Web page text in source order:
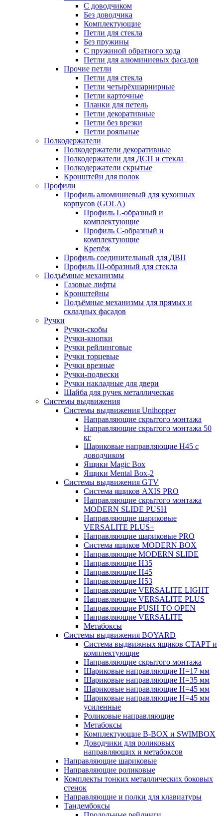
С доводчиком
Без доводчика
Комплектующие
Петли для стекла
Без пружины
С пружиной обратного хода
Петли для алюминиевых фасадов
Прочие петли
Петли для стекла
Петли четырёхшарнирные
Петли карточные
Планки для петель
Петли декоративные
Петли без врезки
Петли рояльные
Полкодержатели
Полкодержатели декоративные
Полкодержатели для ДСП и стекла
Полкодержатели скрытые
Кронштейн для полок
Профили
Профиль алюминиевый для кухонных
корпусов (GOLA)
Профиль L-образный и
комплектующие
Профиль C-образный и
комплектующие
Крепёж
Профиль соединительный для ДВП
Профиль Ш-образный для стекла
Подъёмные механизмы
Газовые лифты
Кронштейны
Подъёмные механизмы для прямых и
складных фасадов
Ручки
Ручки-скобы
Ручки-кнопки
Ручки рейлинговые
Ручки торцевые
Ручки врезные
Ручки-подвески
Ручки накладные для двери
Шайба для ручек металлическая
Системы выдвижения
Системы выдвижения Unihopper
Направляющие скрытого монтажа
Направляющие скрытого монтажа 50
кг
Шариковые направляющие H45 с
доводчиком
Ящики Magic Box
Ящики Mental Box-2
Системы выдвижения GTV
Система ящиков AXIS PRO
Направляющие скрытого монтажа
MODERN SLIDE PUSH
Направляющие шариковые
VERSALITE PLUS+
Направляющие шариковые PRO
Система ящиков MODERN BOX
Направляющие MODERN SLIDE
Направляющие H35
Направляющие H45
Направляющие H53
Направляющие VERSALITE LIGHT
Направляющие VERSALITE PLUS
Направляющие PUSH TO OPEN
Направляющие VERSALITE
Метабоксы
Системы выдвижения BOYARD
Система выдвижных ящиков СТАРТ и
комплектующие
Направляющие скрытого монтажа
Шариковые направляющие H=17 мм
Шариковые направляющие H=35 мм
Шариковые направляющие H=45 мм
Шариковые направляющие H=45 мм
усиленные
Роликовые направляющие
Метабоксы
Комплектующие B-BOX и SWIMBOX
Доводчики для роликовых
направляющих и метабоксов
Направляющие шариковые
Направляющие роликовые
Комплекты тонких металлических боковых
стенок
Направляющие и полки для клавиатуры
Тандембоксы